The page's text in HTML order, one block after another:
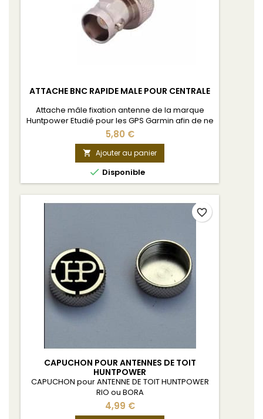
ATTACHE BNC RAPIDE MALE POUR CENTRALE
Attache mâle fixation antenne de la marque
Huntpower Etudié pour les GPS Garmin afin de ne
pas avoir de jeu entre l'antenne et le GPS.
5,80 €
 Ajouter au panier
 Disponible
CAPUCHON POUR ANTENNES DE TOIT
HUNTPOWER
CAPUCHON pour ANTENNE DE TOIT HUNTPOWER
RIO ou BORA
4,99 €
favorite_border